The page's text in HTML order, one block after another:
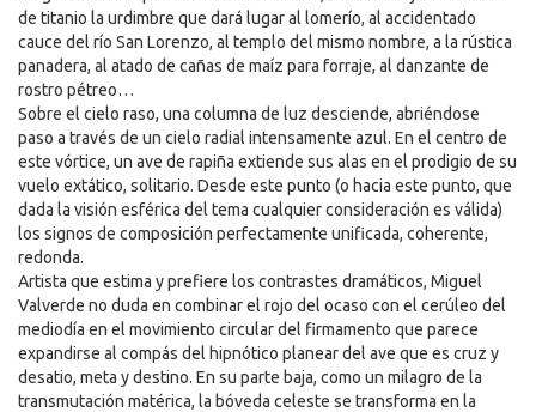
de titanio la urdimbre que dará lugar al lomerío, al accidentado
cauce del río San Lorenzo, al templo del mismo nombre, a la rústica
panadera, al atado de cañas de maíz para forraje, al danzante de
rostro pétreo…
Sobre el cielo raso, una columna de luz desciende, abriéndose
paso a través de un cielo radial intensamente azul. En el centro de
este vórtice, un ave de rapiña extiende sus alas en el prodigio de su
vuelo extático, solitario. Desde este punto (o hacia este punto, que
dada la visión esférica del tema cualquier consideración es válida)
los signos de composición perfectamente unificada, coherente,
redonda.
Artista que estima y prefiere los contrastes dramáticos, Miguel
Valverde no duda en combinar el rojo del ocaso con el cerúleo del
mediodía en el movimiento circular del firmamento que parece
expandirse al compás del hipnótico planear del ave que es cruz y
desatio, meta y destino. En su parte baja, como un milagro de la
transmutación matérica, la bóveda celeste se transforma en la